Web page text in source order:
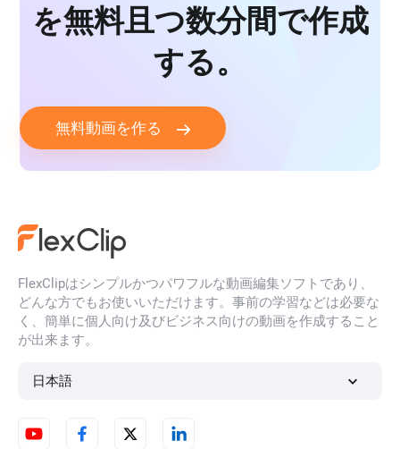
を無料且つ数分間で作成
する。
無料動画を作る
FlexClipはシンプルかつパワフルな動画編集ソフトであり、
どんな方でもお使いいただけます。事前の学習などは必要な
く、簡単に個人向け及びビジネス向けの動画を作成すること
が出来ます。
日本語